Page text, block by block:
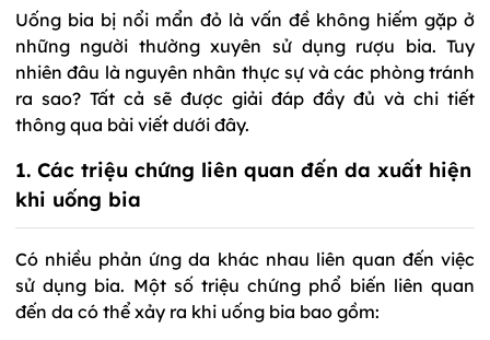
Uống bia bị nổi mẩn đỏ là vấn đề không hiếm gặp ở
những người thường xuyên sử dụng rượu bia. Tuy
nhiên đâu là nguyên nhân thực sự và các phòng tránh
ra sao? Tất cả sẽ được giải đáp đầy đủ và chi tiết
thông qua bài viết dưới đây.
1. Các triệu chứng liên quan đến da xuất hiện
khi uống bia
Có nhiều phản ứng da khác nhau liên quan đến việc
sử dụng bia. Một số triệu chứng phổ biến liên quan
đến da có thể xảy ra khi uống bia bao gồm: